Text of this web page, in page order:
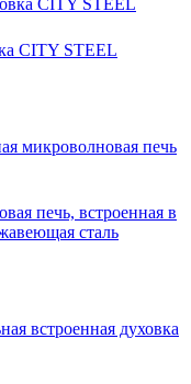
CITY STEEL
печь, встроенная в
сталь